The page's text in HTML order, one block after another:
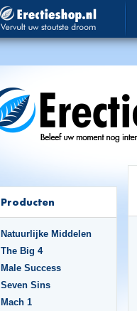
Producten
Natuurlijke Middelen
The Big 4
Male Success
Seven Sins
Mach 1